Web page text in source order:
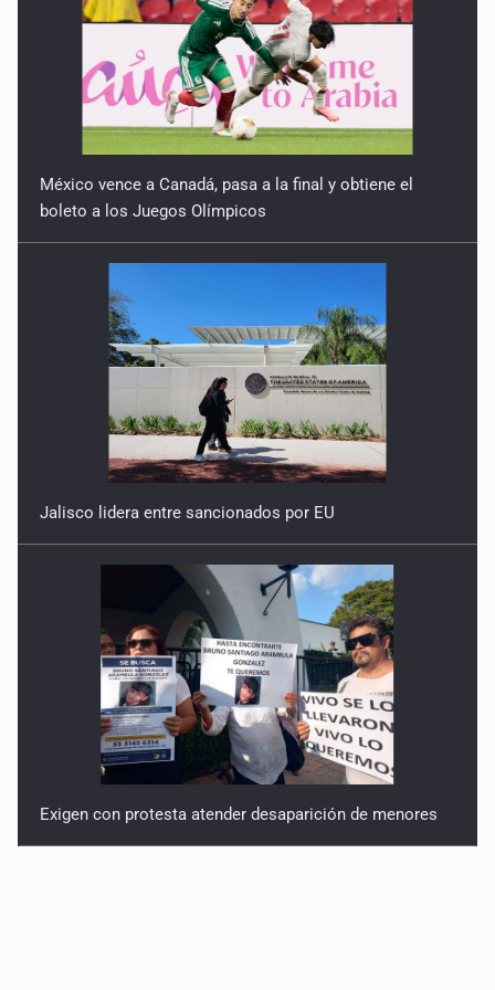
17 de Julio de 2026
México vence a Canadá, pasa a la final y obtiene el
boleto a los Juegos Olímpicos
Jalisco lidera entre sancionados por EU
Exigen con protesta atender desaparición de menores